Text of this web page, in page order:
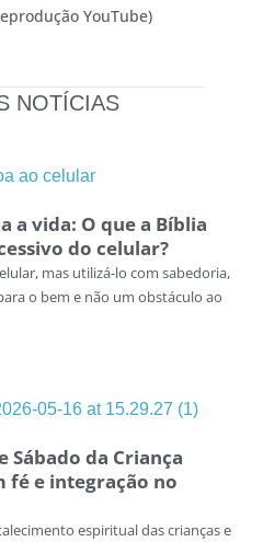
YouTube)
NOTÍCIAS
a vida: O que a Bíblia
do celular?
mas utilizá-lo com sabedoria,
o bem e não um obstáculo ao
Sábado da Criança
e integração no
espiritual das crianças e